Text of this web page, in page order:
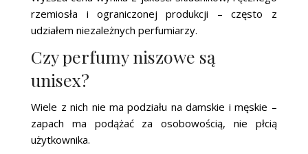
rzemiosła i ograniczonej produkcji – często z
udziałem niezależnych perfumiarzy.
Czy perfumy niszowe są
unisex?
Wiele z nich nie ma podziału na damskie i męskie –
zapach ma podążać za osobowością, nie płcią
użytkownika.